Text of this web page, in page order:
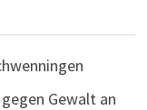
Gewalt an